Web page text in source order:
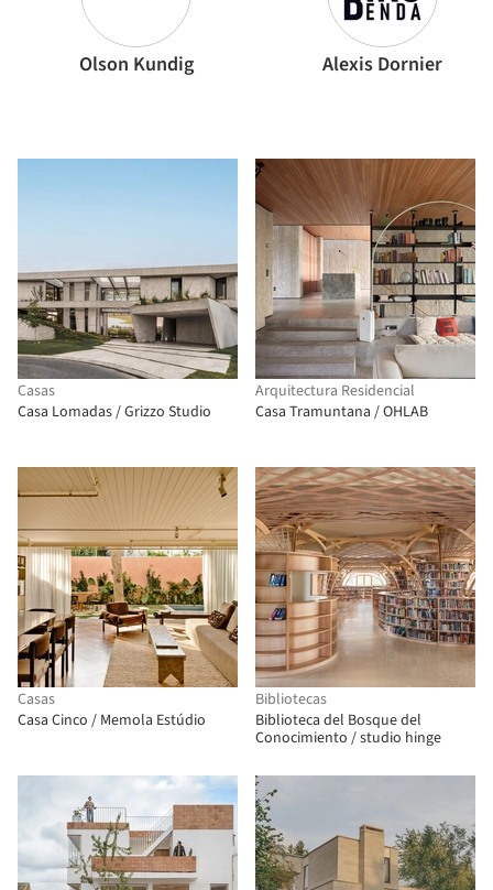
Olson Kundig Alexis Dornier
Casas
Casa Lomadas / Grizzo Studio
Arquitectura Residencial
Casa Tramuntana / OHLAB
Casas
Casa Cinco / Memola Estúdio
Bibliotecas
Biblioteca del Bosque del
Conocimiento / studio hinge